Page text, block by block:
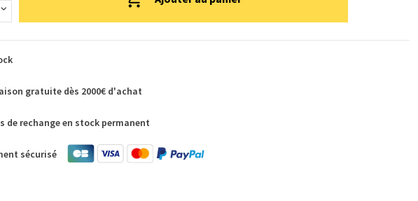
gratuite dès 2000€ d'achat
de rechange en stock permanent
sécurisé